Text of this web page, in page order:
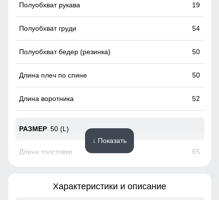
19
54
50
50
52
50 (L)
65
↓ Показать
Характеристики и описание